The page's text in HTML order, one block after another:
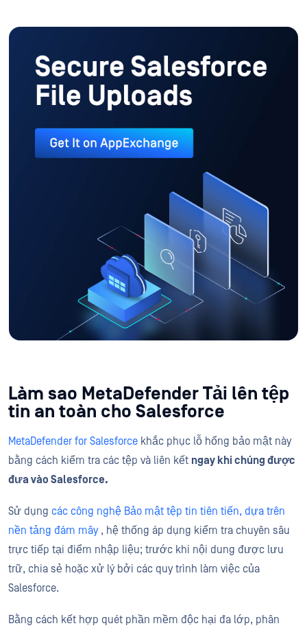
Tải xuống trên AppExchange
Làm sao MetaDefender Tải lên tệp
tin an toàn cho Salesforce
MetaDefender for Salesforce khắc phục lỗ hổng bảo mật này
bằng cách kiểm tra các tệp và liên kết ngay khi chúng được
đưa vào Salesforce.
Sử dụng các công nghệ Bảo mật tệp tin tiên tiến, dựa trên
nền tảng đám mây, hệ thống áp dụng kiểm tra chuyên sâu
trực tiếp tại điểm nhập liệu; trước khi nội dung được lưu
trữ, chia sẻ hoặc xử lý bởi các quy trình làm việc của
Salesforce.
Bằng cách kết hợp quét phần mềm độc hại đa lớp, phân